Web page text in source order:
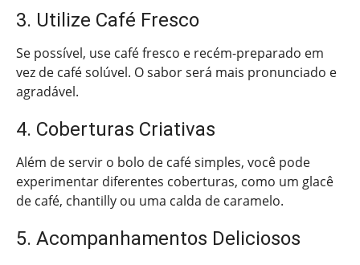
3. Utilize Café Fresco
Se possível, use café fresco e recém-preparado em
vez de café solúvel. O sabor será mais pronunciado e
agradável.
4. Coberturas Criativas
Além de servir o bolo de café simples, você pode
experimentar diferentes coberturas, como um glacê
de café, chantilly ou uma calda de caramelo.
5. Acompanhamentos Deliciosos